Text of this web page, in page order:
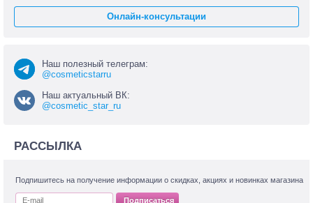
Онлайн-консультации
Наш полезный телеграм:
@cosmeticstarru
Наш актуальный ВК:
@cosmetic_star_ru
РАССЫЛКА
Подпишитесь на получение информации о скидках, акциях и новинках магазина
Подписаться